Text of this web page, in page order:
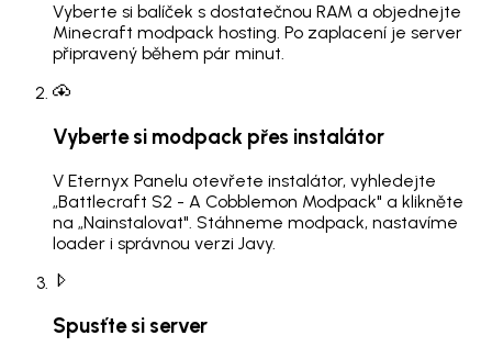
Vyberte si balíček s dostatečnou RAM a objednejte
Minecraft modpack hosting. Po zaplacení je server
připravený během pár minut.
Vyberte si modpack přes instalátor
V Eternyx Panelu otevřete instalátor, vyhledejte
„Battlecraft S2 - A Cobblemon Modpack" a klikněte
na „Nainstalovat". Stáhneme modpack, nastavíme
loader i správnou verzi Javy.
Spusťte si server